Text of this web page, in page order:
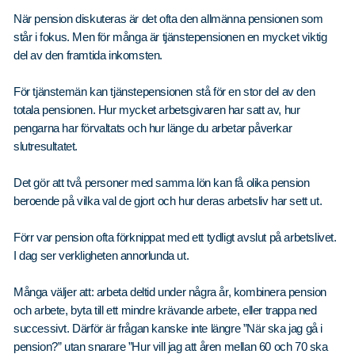
När pension diskuteras är det ofta den allmänna pensionen som
står i fokus. Men för många är tjänstepensionen en mycket viktig
del av den framtida inkomsten.
För tjänstemän kan tjänstepensionen stå för en stor del av den
totala pensionen. Hur mycket arbetsgivaren har satt av, hur
pengarna har förvaltats och hur länge du arbetar påverkar
slutresultatet.
Det gör att två personer med samma lön kan få olika pension
beroende på vilka val de gjort och hur deras arbetsliv har sett ut.
Förr var pension ofta förknippat med ett tydligt avslut på arbetslivet.
I dag ser verkligheten annorlunda ut.
Många väljer att: arbeta deltid under några år, kombinera pension
och arbete, byta till ett mindre krävande arbete, eller trappa ned
successivt. Därför är frågan kanske inte längre ”När ska jag gå i
pension?” utan snarare ”Hur vill jag att åren mellan 60 och 70 ska